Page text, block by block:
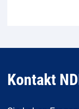
Kontakt